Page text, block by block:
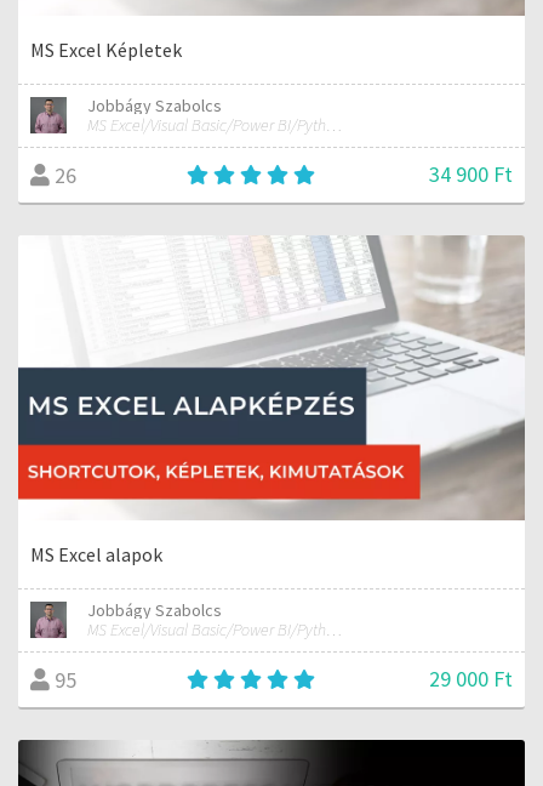
MS Excel Képletek
Jobbágy Szabolcs
MS Excel/Visual Basic/Power BI/Python adatelemzési szakértő
26 34 900 Ft
MS Excel alapok
Jobbágy Szabolcs
MS Excel/Visual Basic/Power BI/Python adatelemzési szakértő
95 29 000 Ft